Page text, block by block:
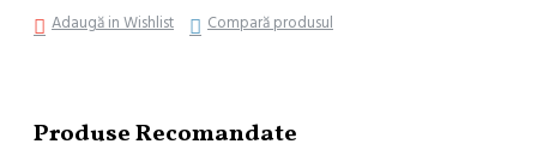
Adaugă in Wishlist Compară produsul
Produse Recomandate